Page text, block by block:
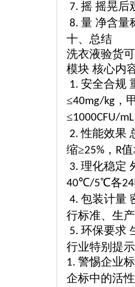
7. 摇 摇晃后
8. 量 净含量
十、总结
洗衣液验货
模块 核心内
1. 安全合规
≤40mg/kg ，
≤1000CFU/mL
2.性能效果
缩≥25% ， R
3. 理化稳定
40℃/5℃各
4. 包装计量
行标准、生
5. 环保要求
行业特别提示
1. 警惕企业
企标中的活